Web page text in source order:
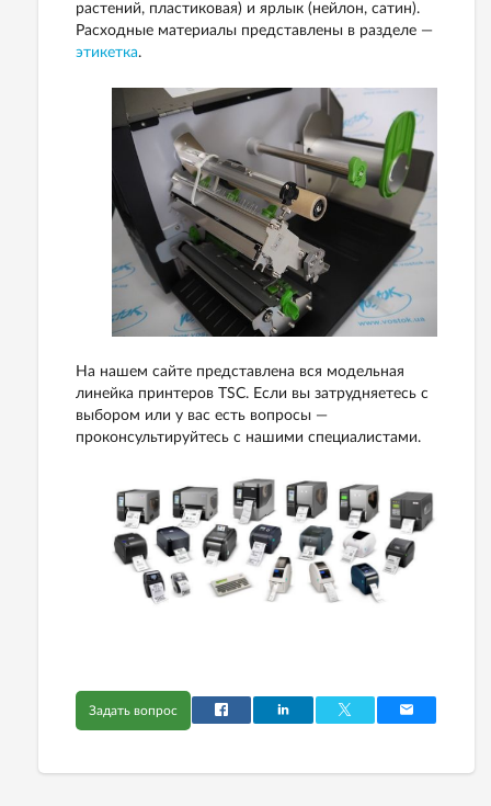
растений, пластиковая) и ярлык (нейлон, сатин).
Расходные материалы представлены в разделе —
этикетка.
На нашем сайте представлена вся модельная
линейка принтеров TSC. Если вы затрудняетесь с
выбором или у вас есть вопросы —
проконсультируйтесь с нашими специалистами.
Задать вопрос